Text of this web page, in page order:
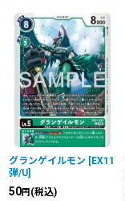
グランゲイルモン [EX11
弾/U]
50円 (税込)